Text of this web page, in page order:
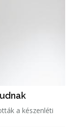
a készenléti